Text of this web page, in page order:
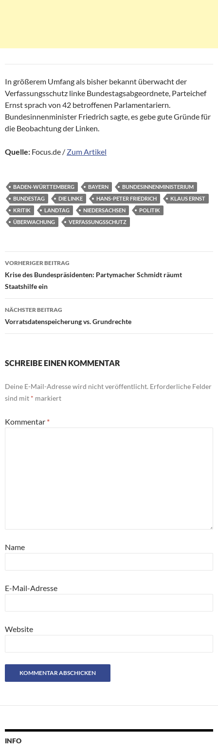
In größerem Umfang als bisher bekannt überwacht der
Verfassungsschutz linke Bundestagsabgeordnete, Parteichef
Ernst sprach von 42 betroffenen Parlamentariern.
Bundesinnenminister Friedrich sagte, es gebe gute Gründe für
die Beobachtung der Linken.
Quelle: Focus.de / Zum Artikel
BADEN-WÜRTTEMBERG BAYERN
BUNDESINNENMINISTERIUM
BUNDESTAG
DIE LINKE HANS-PETER FRIEDRICH
KLAUS ERNST
KRITIK
LANDTAG NIEDERSACHSEN
POLITIK
ÜBERWACHUNG
VERFASSUNGSSCHUTZ
Beitragsnavigation
VORHERIGER BEITRAG
Krise des Bundespräsidenten: Partymacher Schmidt räumt
Staatshilfe ein
NÄCHSTER BEITRAG
Vorratsdatenspeicherung vs. Grundrechte
SCHREIBE EINEN KOMMENTAR
Deine E-Mail-Adresse wird nicht veröffentlicht. Erforderliche Felder
sind mit * markiert
Kommentar *
Name
E-Mail-Adresse
Website
INFO